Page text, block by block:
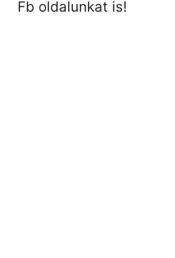
Fb oldalunkat is!